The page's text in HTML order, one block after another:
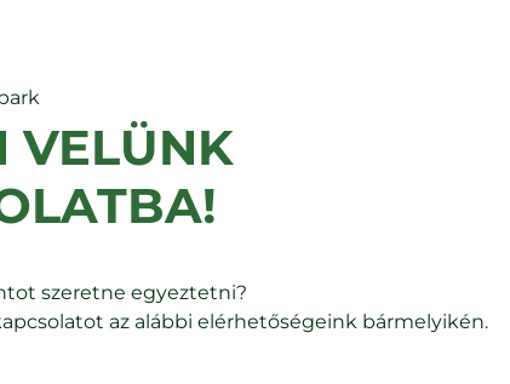
VELÜNK
szeretne egyeztetni?
az alábbi elérhetőségeink bármelyikén.